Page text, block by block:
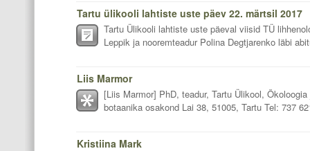
Tartu ülikooli lahtiste uste päev 22. märtsil 2017
Tartu Ülikooli lahtiste uste päeval viisid TÜ
Leppik ja nooremteadur Polina Degtjarenko läbi
Liis Marmor
[Liis Marmor] PhD, teadur, Tartu Ülikool,
botaanika osakond Lai 38, 51005, Tartu Tel: 737
Kristiina Mark